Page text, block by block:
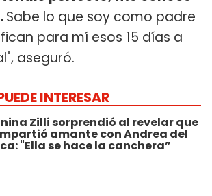
Sabe lo que soy como padre
para mí esos 15 días a
aseguró.
INTERESAR
Zilli sorprendió al revelar que
amante con Andrea del
"Ella se hace la canchera”